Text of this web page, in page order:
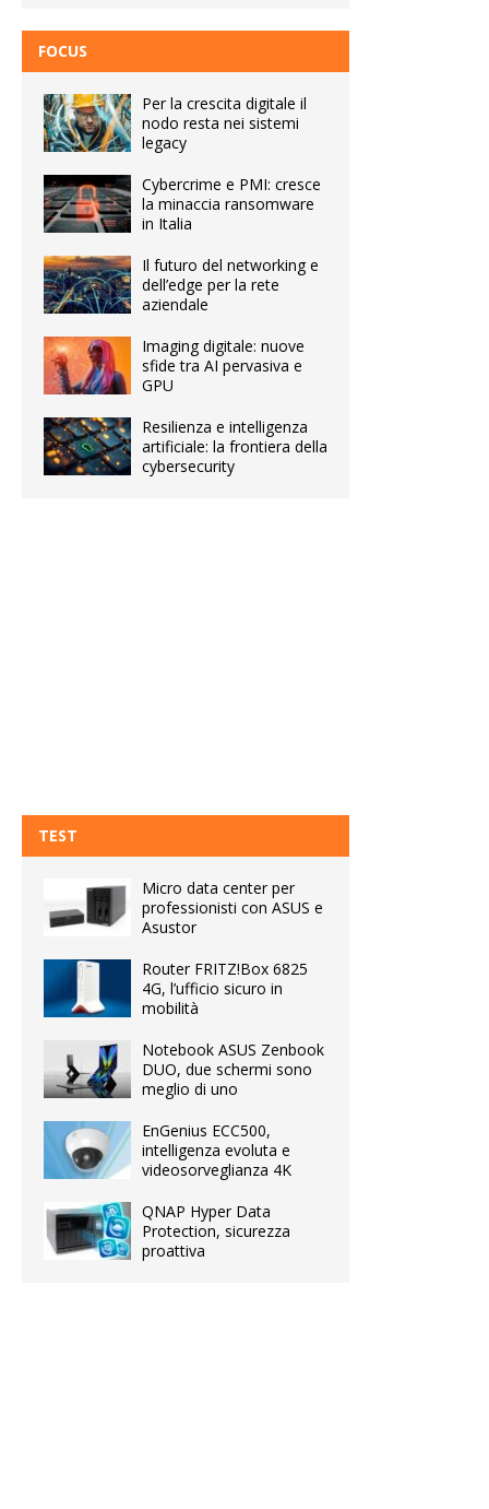
FOCUS
Per la crescita digitale il
nodo resta nei sistemi
legacy
Cybercrime e PMI: cresce
la minaccia ransomware
in Italia
Il futuro del networking e
dell’edge per la rete
aziendale
Imaging digitale: nuove
sfide tra AI pervasiva e
GPU
Resilienza e intelligenza
artificiale: la frontiera della
cybersecurity
TEST
Micro data center per
professionisti con ASUS e
Asustor
Router FRITZ!Box 6825
4G, l’ufficio sicuro in
mobilità
Notebook ASUS Zenbook
DUO, due schermi sono
meglio di uno
EnGenius ECC500,
intelligenza evoluta e
videosorveglianza 4K
QNAP Hyper Data
Protection, sicurezza
proattiva